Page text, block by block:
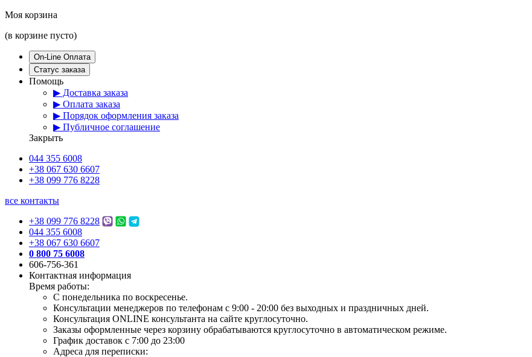
Моя корзина
(в корзине пусто)
On-Line Оплата
Статус заказа
Помощь
▶ Доставка заказа
▶ Оплата заказа
▶ Порядок оформления заказа
▶ Публичное соглашение
Закрыть
044 355 6008
+38 067 630 6607
+38 099 776 8228
все контакты
+38 099 776 8228
044 355 6008
+38 067 630 6607
0 800 75 6008
606-756-361
Контактная информация
Время работы:
С понедельника по воскресенье.
Консультации менеджеров по телефонам с 9:00 - 20:00 без выходных и праздничных дней.
Консультация ONLINE консультанта на сайте круглосуточно.
Заказы оформленные через корзину обрабатываются круглосуточно в автоматическом режиме.
График доставок с 7:00 до 23:00
Адреса для переписки: